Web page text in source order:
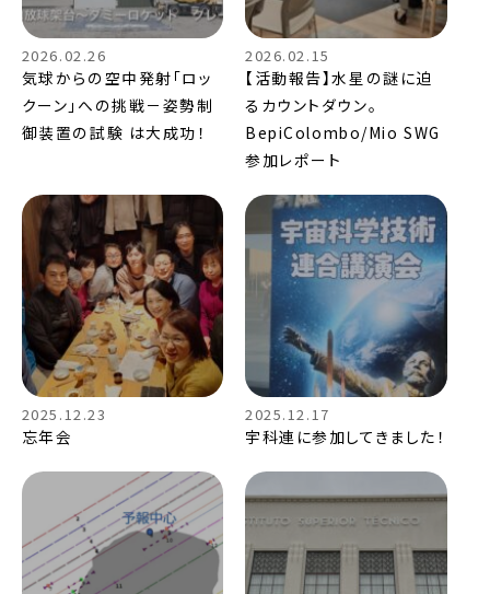
2026.02.26
気球からの空中発射「ロッ
クーン」への挑戦－姿勢制
御装置の試験 は大成功！
2026.02.15
【活動報告】水星の謎に迫
るカウントダウン。
BepiColombo/Mio SWG
参加レポート
2025.12.23
忘年会
2025.12.17
宇科連に参加してきました！